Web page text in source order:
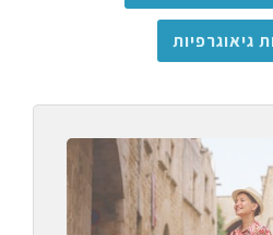
גיאוגרפיות